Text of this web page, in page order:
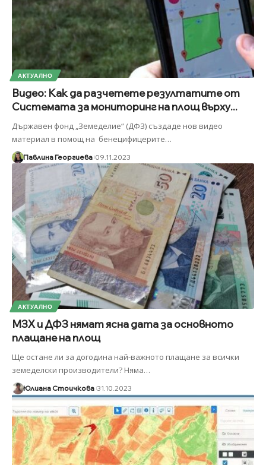
АКТУАЛНО
Видео: Как да разчетете резултатите от
Системата за мониторинг на площ върху...
Държавен фонд „Земеделие“ (ДФЗ) създаде нов видео
материал в помощ на бенецифицерите…
Павлина Георгиева 09.11.2023
АКТУАЛНО
МЗХ и ДФЗ нямат ясна дата за основното
плащане на площ
Ще остане ли за догодина най-важното плащане за всички
земеделски производители? Няма…
Юлиана Стоичкова 31.10.2023